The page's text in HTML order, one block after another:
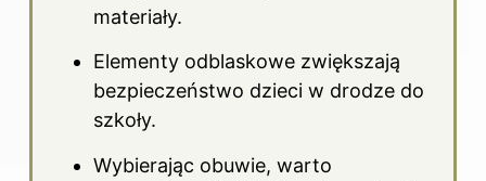
materiały.
Elementy odblaskowe zwiększają
bezpieczeństwo dzieci w drodze do
szkoły.
Wybierając obuwie, warto